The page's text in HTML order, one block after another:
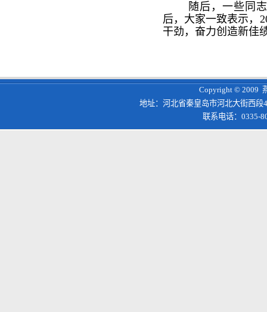
随后，一些同
后，大家一致表示，
干劲，奋力创造新佳
Copyright © 2009
地址：河北省秦皇岛市河北大街西段
联系电话：